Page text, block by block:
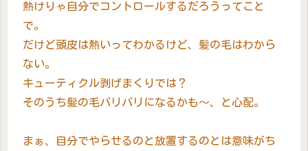
熱けりゃ自分でコントロールするだろうってこと
で。
だけど頭皮は熱いってわかるけど、髪の毛はわから
ない。
キューティクル剥げまくりでは？
そのうち髪の毛バリバリになるかも～、と心配。
まぁ、自分でやらせるのと放置するのとは意味がち